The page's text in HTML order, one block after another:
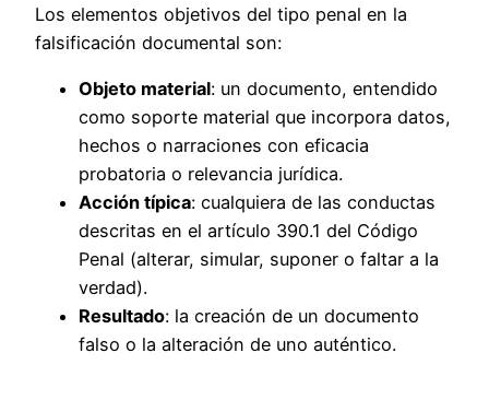
Los elementos objetivos del tipo penal en la
falsificación documental son:
Objeto material: un documento, entendido
como soporte material que incorpora datos,
hechos o narraciones con eficacia
probatoria o relevancia jurídica.
Acción típica: cualquiera de las conductas
descritas en el artículo 390.1 del Código
Penal (alterar, simular, suponer o faltar a la
verdad).
Resultado: la creación de un documento
falso o la alteración de uno auténtico.